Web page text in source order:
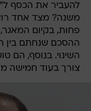
להעביר את הכסף
משנה? מצד אחד
פחות, בקיום
ההסכם שנחתם
השינוי. בנוסף, הם
צורך בעוד חמישה